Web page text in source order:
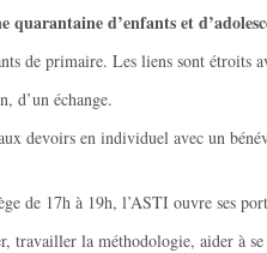
quarantaine d’enfants et
de primaire. Les liens sont étroits
d’un échange.
devoirs en individuel avec un
de 17h à 19h, l’ASTI ouvre ses
travailler la méthodologie, aider à